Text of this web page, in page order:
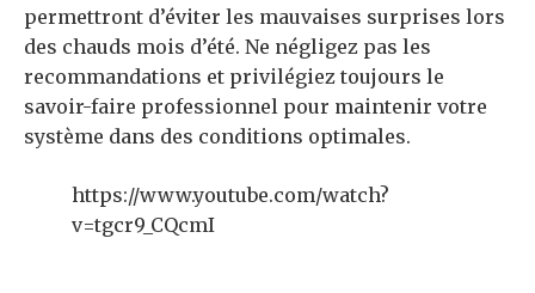
permettront d’éviter les mauvaises surprises lors
des chauds mois d’été. Ne négligez pas les
recommandations et privilégiez toujours le
savoir-faire professionnel pour maintenir votre
système dans des conditions optimales.
https://www.youtube.com/watch?
v=tgcr9_CQcmI